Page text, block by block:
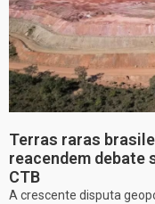
Terras raras
reacendem debate
CTB
A crescente disputa